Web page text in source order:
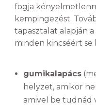
fogja
kempingezést.
tapasztalat alapján
minden kincséért
gumikalapács
helyzet, amikor
amivel be tudnád